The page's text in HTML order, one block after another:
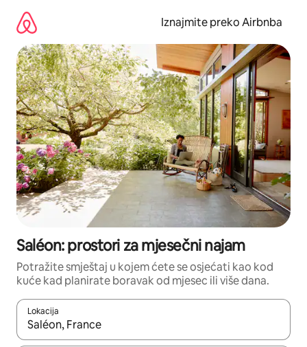
sadržaj
Iznajmite preko Airbnba
Saléon: prostori za mjesečni najam
Potražite smještaj u kojem ćete se osjećati kao kod
kuće kad planirate boravak od mjesec ili više dana.
Lokacija
Kada budu dostupni rezultati, moći ćete ih pregledati